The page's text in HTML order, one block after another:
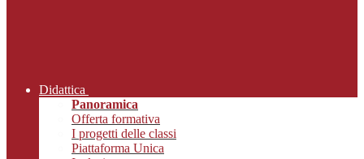
Didattica
Panoramica
Offerta formativa
I progetti delle classi
Piattaforma Unica